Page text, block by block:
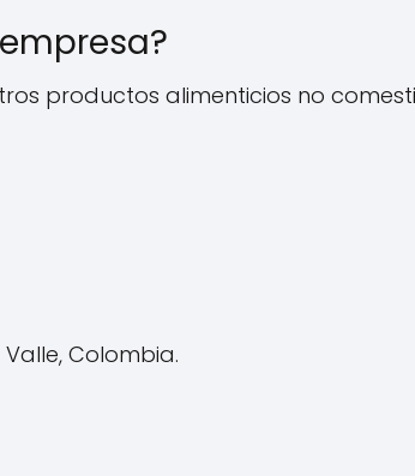
productos alimenticios no
Colombia.